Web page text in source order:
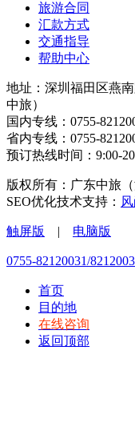
旅游合同
汇款方式
交通指导
帮助中心
地址：深圳福田区燕
中旅）
国内专线：0755-
省内专线：0755-
预订热线时间：9:00-
版权所有：广东中旅
SEO优化技术支持：
触屏版 | 电脑版
0755-82120031/
首页
目的地
在线咨询
返回顶部